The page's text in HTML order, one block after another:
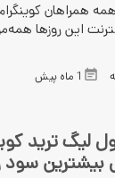
همراهان
این روزها
1 ماه پیش
لیگ ترید
بیشترین سود